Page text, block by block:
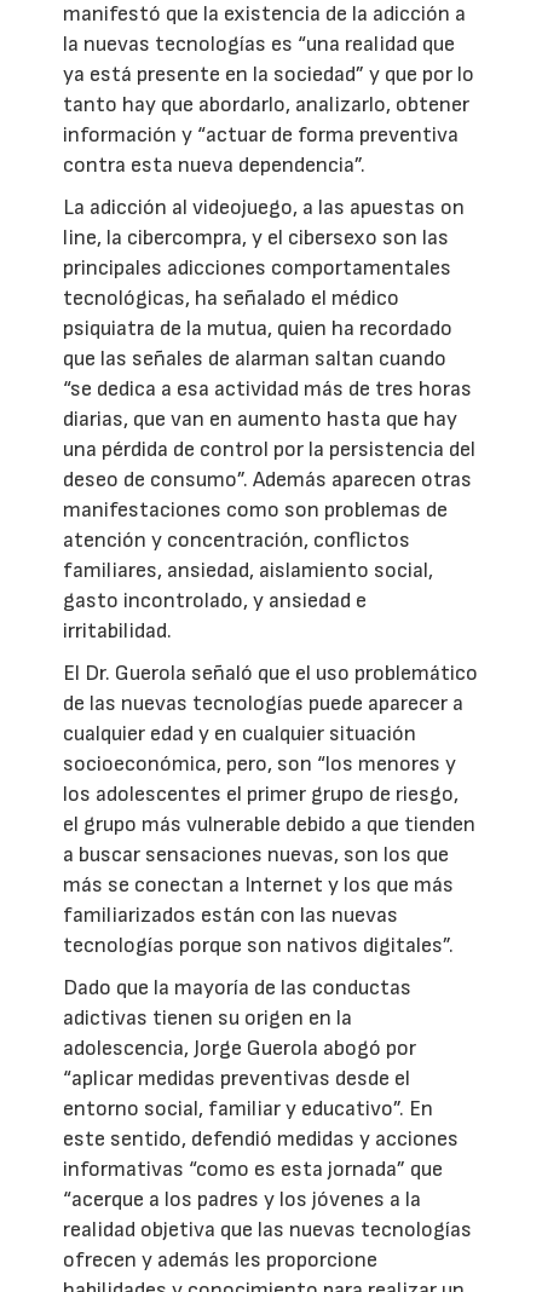
manifestó que la existencia de la adicción a
la nuevas tecnologías es “una realidad que
ya está presente en la sociedad” y que por lo
tanto hay que abordarlo, analizarlo, obtener
información y “actuar de forma preventiva
contra esta nueva dependencia”.
La adicción al videojuego, a las apuestas on
line, la cibercompra, y el cibersexo son las
principales adicciones comportamentales
tecnológicas, ha señalado el médico
psiquiatra de la mutua, quien ha recordado
que las señales de alarman saltan cuando
“se dedica a esa actividad más de tres horas
diarias, que van en aumento hasta que hay
una pérdida de control por la persistencia del
deseo de consumo”. Además aparecen otras
manifestaciones como son problemas de
atención y concentración, conflictos
familiares, ansiedad, aislamiento social,
gasto incontrolado, y ansiedad e
irritabilidad.
El Dr. Guerola señaló que el uso problemático
de las nuevas tecnologías puede aparecer a
cualquier edad y en cualquier situación
socioeconómica, pero, son “los menores y
los adolescentes el primer grupo de riesgo,
el grupo más vulnerable debido a que tienden
a buscar sensaciones nuevas, son los que
más se conectan a Internet y los que más
familiarizados están con las nuevas
tecnologías porque son nativos digitales”.
Dado que la mayoría de las conductas
adictivas tienen su origen en la
adolescencia, Jorge Guerola abogó por
“aplicar medidas preventivas desde el
entorno social, familiar y educativo”. En
este sentido, defendió medidas y acciones
informativas “como es esta jornada” que
“acerque a los padres y los jóvenes a la
realidad objetiva que las nuevas tecnologías
ofrecen y además les proporcione